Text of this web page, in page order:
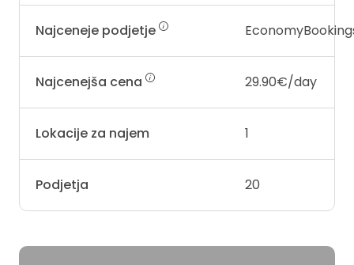
Najceneje podjetje
Najcenejša cena 29.90€/day
Lokacije za najem 1
Podjetja 20